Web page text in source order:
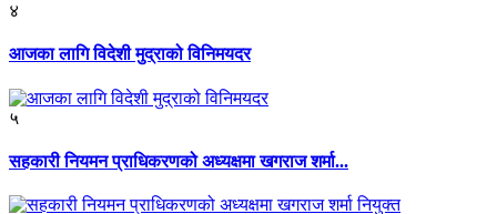
४
आजका लागि विदेशी मुद्राको विनिमयदर
५
सहकारी नियमन प्राधिकरणको अध्यक्षमा खगराज शर्मा...